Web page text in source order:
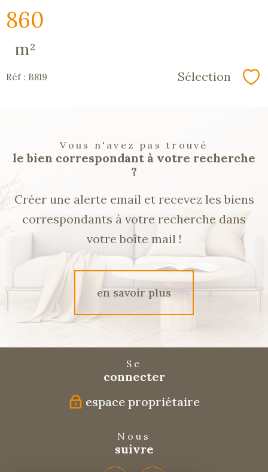
860
m²
Réf : B819 Sélection
Vous n'avez pas trouvé
le bien correspondant à votre recherche
?
Créer une alerte email et recevez les biens
correspondants à votre recherche dans
votre boîte mail !
en savoir plus
Se
connecter
espace propriétaire
Nous
suivre